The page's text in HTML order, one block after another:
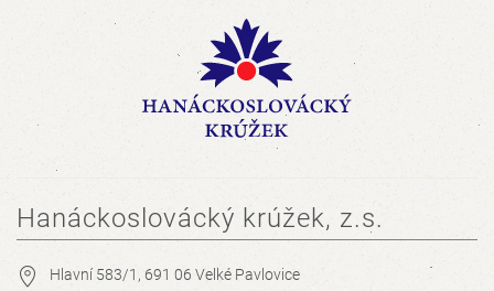
Hanáckoslovácký krúžek, z.s.
Hlavní 583/1, 691 06 Velké Pavlovice